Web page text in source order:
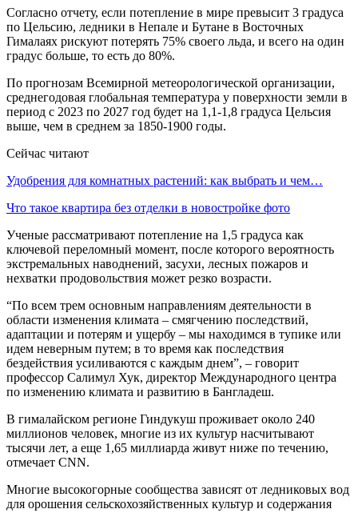
Согласно отчету, если потепление в мире превысит 3 градуса
по Цельсию, ледники в Непале и Бутане в Восточных
Гималаях рискуют потерять 75% своего льда, и всего на один
градус больше, то есть до 80%.
По прогнозам Всемирной метеорологической организации,
среднегодовая глобальная температура у поверхности земли в
период с 2023 по 2027 год будет на 1,1-1,8 градуса Цельсия
выше, чем в среднем за 1850-1900 годы.
Сейчас читают
Удобрения для комнатных растений: как выбрать и чем…
Что такое квартира без отделки в новостройке фото
Ученые рассматривают потепление на 1,5 градуса как
ключевой переломный момент, после которого вероятность
экстремальных наводнений, засухи, лесных пожаров и
нехватки продовольствия может резко возрасти.
“По всем трем основным направлениям деятельности в
области изменения климата – смягчению последствий,
адаптации и потерям и ущербу – мы находимся в тупике или
идем неверным путем; в то время как последствия
бездействия усиливаются с каждым днем”, – говорит
профессор Салимул Хук, директор Международного центра
по изменению климата и развитию в Бангладеш.
В гималайском регионе Гиндукуш проживает около 240
миллионов человек, многие из их культур насчитывают
тысячи лет, а еще 1,65 миллиарда живут ниже по течению,
отмечает CNN.
Многие высокогорные сообщества зависят от ледниковых вод
для орошения сельскохозяйственных культур и содержания